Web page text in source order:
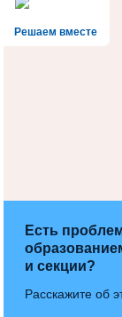
Решаем вместе
Есть
и секции?
Расскажите об